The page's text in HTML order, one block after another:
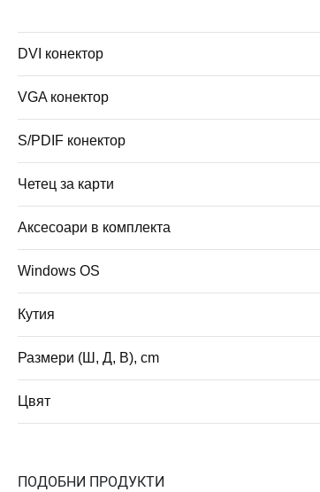
DVI конектор
VGA конектор
S/PDIF конектор
Четец за карти
Аксесоари в комплекта
Windows OS
Кутия
Размери (Ш, Д, В), cm
Цвят
ПОДОБНИ ПРОДУКТИ